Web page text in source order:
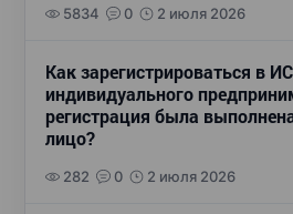
5834 0 2 июля 2026
Как зарегистрироваться в
индивидуального
регистрация была
лицо?
282 0 2 июля 2026